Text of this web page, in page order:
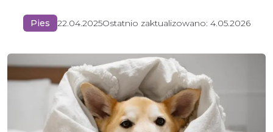
Pies 22.04.2025Ostatnio zaktualizowano: 4.05.2026